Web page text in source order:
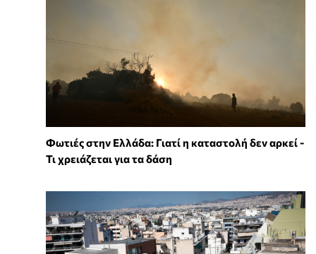
Φωτιές στην Ελλάδα: Γιατί η καταστολή δεν αρκεί -
Τι χρειάζεται για τα δάση